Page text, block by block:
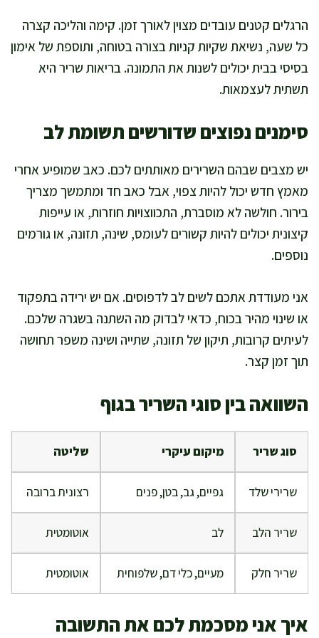
הרגלים קטנים עובדים מצוין לאורך זמן. קימה והליכה קצרה
כל שעה, נשיאת שקיות קניות בצורה בטוחה, ותוספת של אימון
בסיסי בבית יכולים לשנות את התמונה. בריאות שריר היא
תשתית לעצמאות.
סימנים נפוצים שדורשים תשומת לב
יש מצבים שבהם השרירים מאותתים לכם. כאב שמופיע אחרי
מאמץ חדש יכול להיות צפוי, אבל כאב חד ומתמשך מצריך
בירור. חולשה לא מוסברת, התכווצויות חוזרות, או עייפות
קיצונית יכולים להיות קשורים לעומס, שינה, תזונה, או גורמים
נוספים.
אני מעודדת אתכם לשים לב לדפוסים. אם יש ירידה בתפקוד
או שינוי מהיר בכוח, כדאי לבדוק מה השתנה בשגרה שלכם.
לעיתים קרובות, תיקון של תזונה, שתייה ושינה משפר תחושה
תוך זמן קצר.
השוואה בין סוגי השריר בגוף
סוג שריר מיקום עיקרי שליטה
שרירי שלד גפיים, גב, בטן, פנים רצונית ברובה
שריר הלב לב אוטומטית
שריר חלק מעיים, כלי דם, שלפוחית אוטומטית
איך אני מסכמת לכם את התשובה